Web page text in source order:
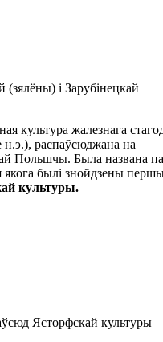
і Зарубінецкай
культура жалезнага
н.э.), распаўсюджана на
Польшчы. Была названа па
якога былі знойдзены
культуры.
Ясторфскай культуры